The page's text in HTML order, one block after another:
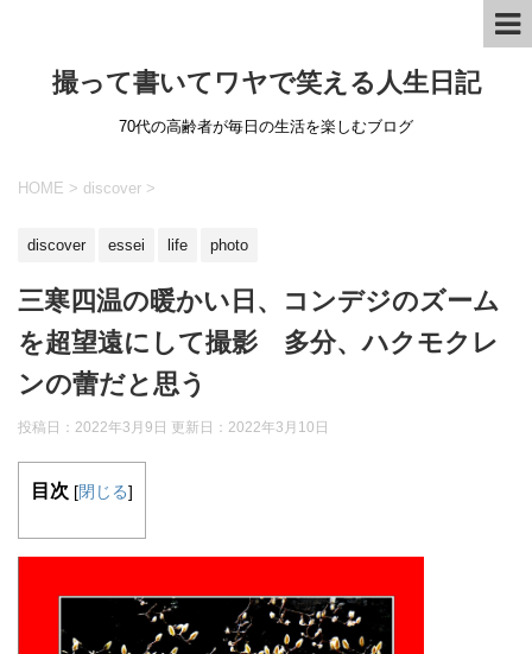
撮って書いてワヤで笑える人生日記
70代の高齢者が毎日の生活を楽しむブログ
HOME > discover >
discover essei life photo
三寒四温の暖かい日、コンデジのズーム
を超望遠にして撮影 多分、ハクモクレ
ンの蕾だと思う
投稿日：2022年3月9日 更新日： 2022年3月10日
目次 [閉じる]